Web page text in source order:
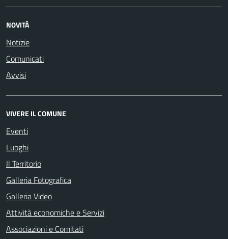
NOVITÀ
Notizie
Comunicati
Avvisi
VIVERE IL COMUNE
Eventi
Luoghi
Il Territorio
Galleria Fotografica
Galleria Video
Attività economiche e Servizi
Associazioni e Comitati